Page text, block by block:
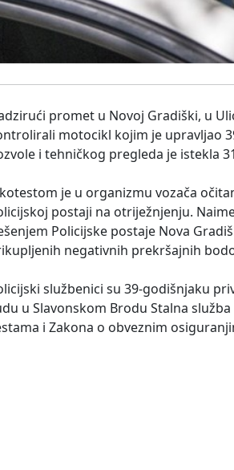
promet u Novoj Gradiški, u
motocikl kojim je upravljao
i tehničkog pregleda je istekla
je u organizmu vozača
postaji na otriježnjenju.
Policijske postaje Nova
negativnih prekršajnih
službenici su 39-godišnjaku
u Slavonskom Brodu Stalna
i Zakona o obveznim